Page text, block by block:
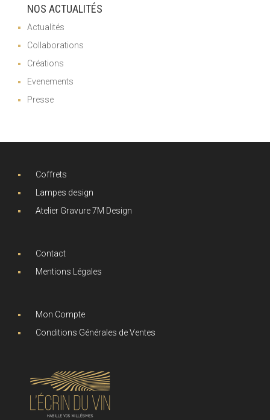
NOS ACTUALITÉS
Actualités
Collaborations
Créations
Evenements
Presse
Coffrets
Lampes design
Atelier Gravure 7M Design
Contact
Mentions Légales
Mon Compte
Conditions Générales de Ventes